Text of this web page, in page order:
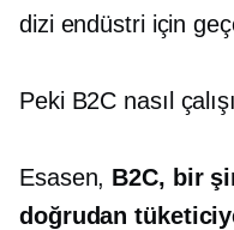
dizi endüstri için
Peki B2C nasıl
Esasen, B2C, bir
doğrudan